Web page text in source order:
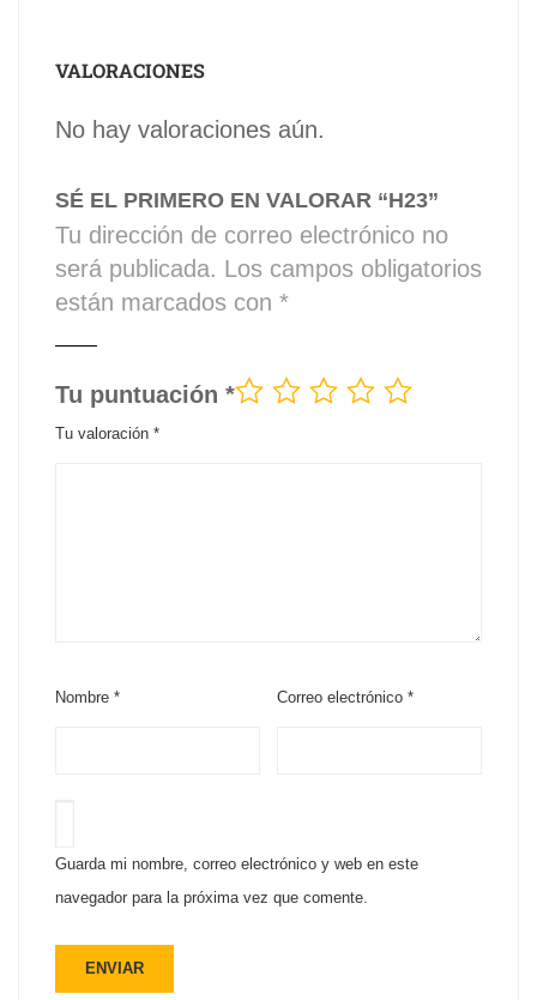
VALORACIONES
No hay valoraciones aún.
SÉ EL PRIMERO EN VALORAR “H23”
Tu dirección de correo electrónico no
será publicada. Los campos obligatorios
están marcados con *
Tu puntuación *
Tu valoración *
Nombre * Correo electrónico*
Guarda mi nombre, correo electrónico y web en este
navegador para la próxima vez que comente.